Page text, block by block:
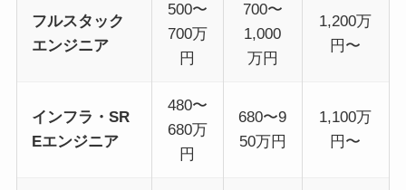
フルスタック
エンジニア
500〜
700万
円
700〜
1,000
万円
1,200万
円〜
インフラ・SR
Eエンジニア
480〜
680万
円
680〜9
50万円
1,100万
円〜